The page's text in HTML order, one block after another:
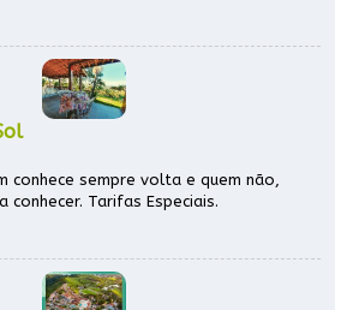
conhece sempre volta e quem não,
conhecer. Tarifas Especiais.